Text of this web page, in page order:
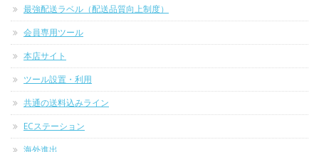
最強配送ラベル（配送品質向上制度）
会員専用ツール
本店サイト
ツール設置・利用
共通の送料込みライン
ECステーション
海外進出